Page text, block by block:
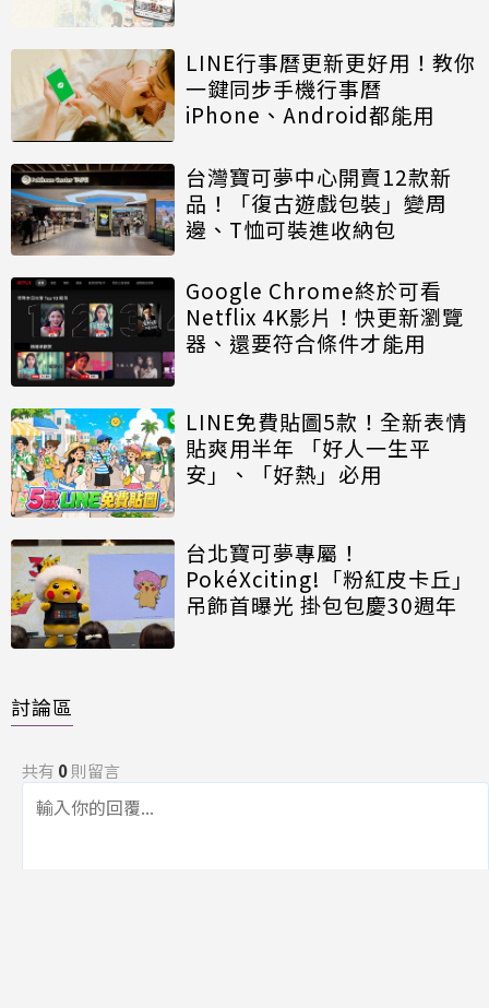
LINE行事曆更新更好用！教你
一鍵同步手機行事曆
iPhone、Android都能用
台灣寶可夢中心開賣12款新
品！「復古遊戲包裝」變周
邊、T恤可裝進收納包
Google Chrome終於可看
Netflix 4K影片！快更新瀏覽
器、還要符合條件才能用
LINE免費貼圖5款！全新表情
貼爽用半年 「好人一生平
安」、「好熱」必用
台北寶可夢專屬！
PokéXciting!「粉紅皮卡丘」
吊飾首曝光 掛包包慶30週年
討論區
共有 0則留言